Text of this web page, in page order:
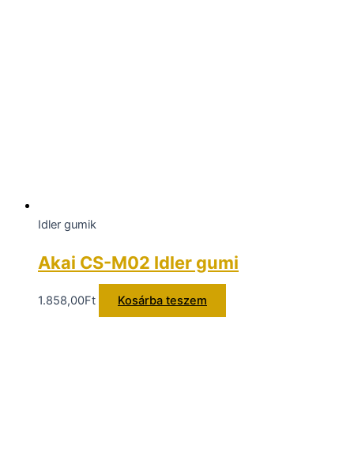
Idler gumik
Akai CS-M02 Idler gumi
1.858,00Ft Kosárba teszem